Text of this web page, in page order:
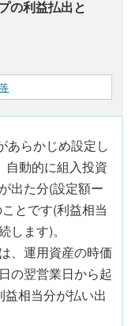
の利益払出と
あらかじめ設定し
自動的に組入投資
出た分(設定額ー
とです(利益相当
します)。
、運用資産の時価
の翌営業日から起
相当分が払い出